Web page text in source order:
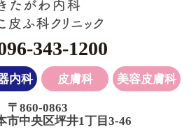
343-1200
内科 皮膚科 美容皮膚科
〒860-0863
市中央区坪井1丁目3-46